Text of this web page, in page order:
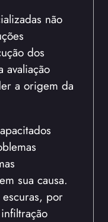
não
dos
avaliação
a origem da
sua causa.
por